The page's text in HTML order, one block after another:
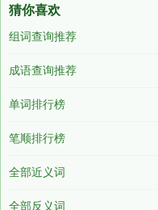
猜你喜欢
组词查询推荐
成语查询推荐
单词排行榜
笔顺排行榜
全部近义词
全部反义词